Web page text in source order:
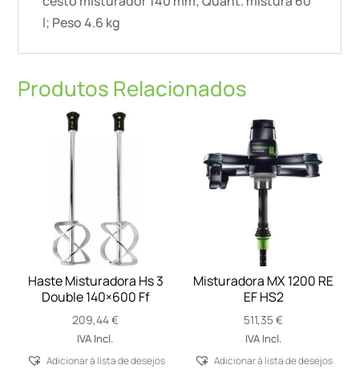
l; Peso 4.6 kg
Produtos Relacionados
Haste Misturadora Hs 3
Double 140×600 Ff
209,44€
IVA Incl.
Adicionar á lista de desejos
Misturadora MX 1200 RE
EF HS2
511,35€
IVA Incl.
Adicionar á lista de desejos